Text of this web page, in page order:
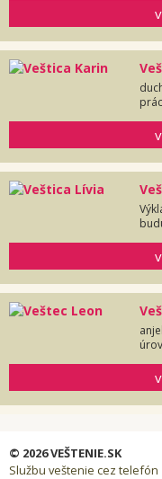
© 2026 VEŠTENIE.SK
Službu veštenie cez